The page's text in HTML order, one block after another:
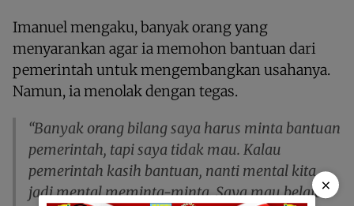
Imanuel mengaku, banyak orang yang
menyarankan agar ia memohon bantuan dari
pemerintah untuk mengembangkan usahanya.
Namun, ia menolak dengan tegas.
“Banyak orang bilang saya harus minta bantuan
pemerintah, tapi saya tidak mau. Kalau
pemerintah kasih bantuan, nanti mental kita
jadi mental meminta-minta. Saya mau belajar
×